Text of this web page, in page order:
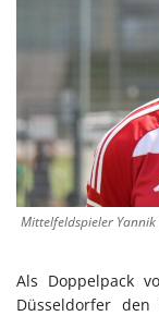
Mittelfeldspieler
Als Doppelpack
Düsseldorfer